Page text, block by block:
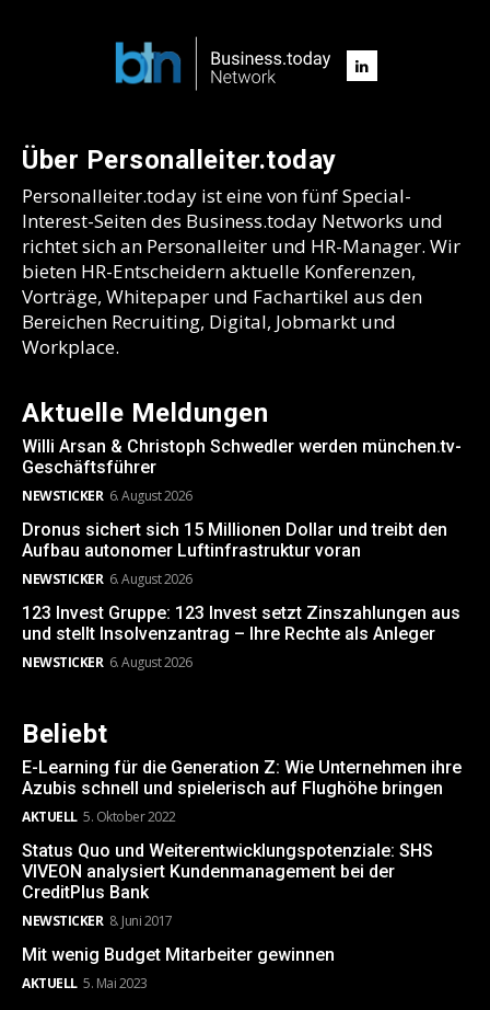
Über Personalleiter.today
Personalleiter.today ist eine von fünf Special-
Interest-Seiten des Business.today Networks und
richtet sich an Personalleiter und HR-Manager. Wir
bieten HR-Entscheidern aktuelle Konferenzen,
Vorträge, Whitepaper und Fachartikel aus den
Bereichen Recruiting, Digital, Jobmarkt und
Workplace.
Aktuelle Meldungen
Willi Arsan & Christoph Schwedler werden münchen.tv-
Geschäftsführer
NEWSTICKER 6. August 2026
Dronus sichert sich 15 Millionen Dollar und treibt den
Aufbau autonomer Luftinfrastruktur voran
NEWSTICKER 6. August 2026
123 Invest Gruppe: 123 Invest setzt Zinszahlungen aus
und stellt Insolvenzantrag – Ihre Rechte als Anleger
NEWSTICKER 6. August 2026
Beliebt
E-Learning für die Generation Z: Wie Unternehmen ihre
Azubis schnell und spielerisch auf Flughöhe bringen
AKTUELL 5. Oktober 2022
Status Quo und Weiterentwicklungspotenziale: SHS
VIVEON analysiert Kundenmanagement bei der
CreditPlus Bank
NEWSTICKER 8. Juni 2017
Mit wenig Budget Mitarbeiter gewinnen
AKTUELL 5. Mai 2023